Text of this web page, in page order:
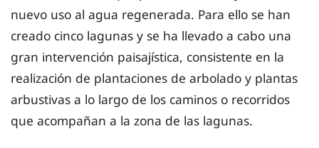
nuevo uso al agua regenerada. Para ello se han
creado cinco lagunas y se ha llevado a cabo una
gran intervención paisajística, consistente en la
realización de plantaciones de arbolado y plantas
arbustivas a lo largo de los caminos o recorridos
que acompañan a la zona de las lagunas.